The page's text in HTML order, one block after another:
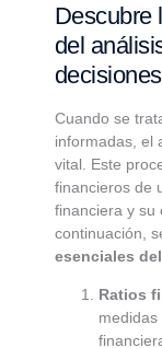
Descubre
del
Cuando se
informadas, el
vital. Este
financieros de
financiera y su
continuación,
esenciales
Ratios